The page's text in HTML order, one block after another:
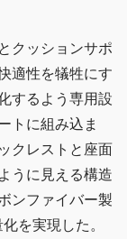
クッションサポ
適性を犠牲にす
するよう専用設
トに組み込ま
クレストと座面
うに見える構造
ンファイバー製
を実現した。